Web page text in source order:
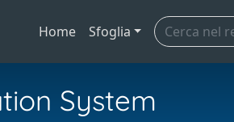
Home Sfoglia
System